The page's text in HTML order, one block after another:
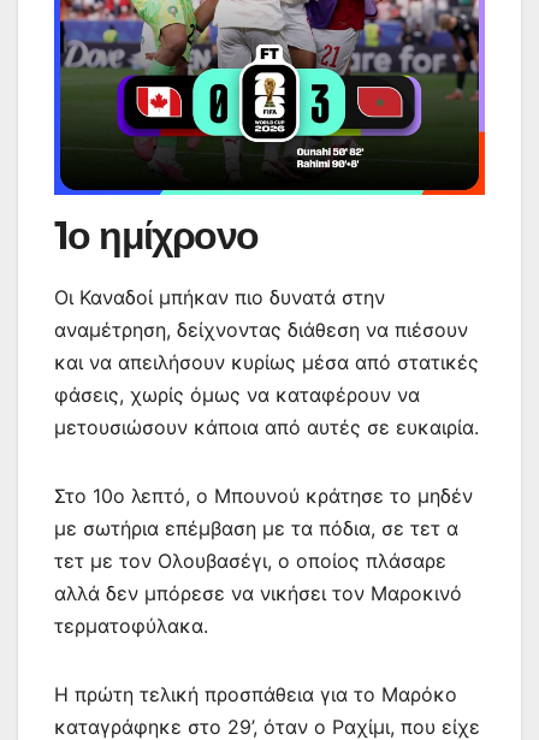
1ο ημίχρονο
Οι Καναδοί μπήκαν πιο δυνατά στην
αναμέτρηση, δείχνοντας διάθεση να πιέσουν
και να απειλήσουν κυρίως μέσα από στατικές
φάσεις, χωρίς όμως να καταφέρουν να
μετουσιώσουν κάποια από αυτές σε ευκαιρία.
Στο 10ο λεπτό, ο Μπουνού κράτησε το μηδέν
με σωτήρια επέμβαση με τα πόδια, σε τετ α
τετ με τον Ολουβασέγι, ο οποίος πλάσαρε
αλλά δεν μπόρεσε να νικήσει τον Μαροκινό
τερματοφύλακα.
Η πρώτη τελική προσπάθεια για το Μαρόκο
καταγράφηκε στο 29’, όταν ο Ραχίμι, που είχε